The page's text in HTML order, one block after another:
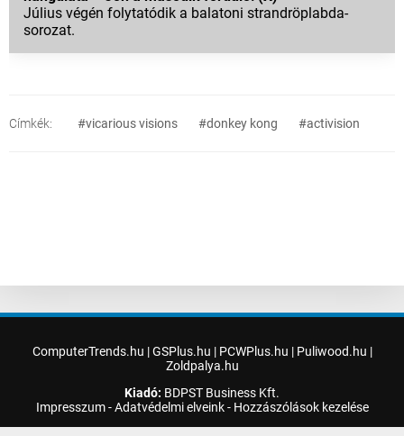
Július végén folytatódik a balatoni strandröplabda-
sorozat.
Címkék: #vicarious visions #donkey kong #activision
ComputerTrends.hu |GSPlus.hu | PCWPlus.hu | Puliwood.hu |
Zoldpalya.hu
Kiadó: BDPST Business Kft.
Impresszum-Adatvédelmi elveink- Hozzászólások kezelése